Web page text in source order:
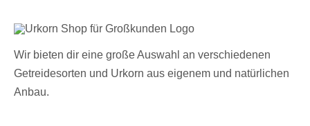
Wir bieten dir eine große Auswahl an verschiedenen
Getreidesorten und Urkorn aus eigenem und natürlichen
Anbau.